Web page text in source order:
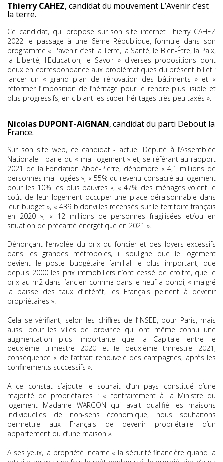
Thierry CAHEZ, candidat du mouvement L’Avenir c’est
la terre.
Ce candidat, qui propose sur son site internet Thierry CAHEZ
2022 le passage à une 6ème République, formule dans son
programme « L'avenir c’est la Terre, la Santé, le Bien-Être, la Paix,
la Liberté, l'Education, le Savoir » diverses propositions dont
deux en correspondance aux problématiques du présent billet :
lancer un « grand plan de rénovation des bâtiments » et «
réformer l’imposition de l’héritage pour le rendre plus lisible et
plus progressifs, en ciblant les super-héritages très peu taxés ».
Nicolas DUPONT-AIGNAN, candidat du parti Debout la
France.
Sur son site web, ce candidat - actuel Député à l’Assemblée
Nationale - parle du « mal-logement » et, se référant au rapport
2021 de la Fondation Abbé-Pierre, dénombre « 4,1 millions de
personnes mal-logées », « 55% du revenu consacré au logement
pour les 10% les plus pauvres », « 47% des ménages voient le
coût de leur logement occuper une place déraisonnable dans
leur budget », « 439 bidonvilles recensés sur le territoire français
en 2020 », « 12 millions de personnes fragilisées et/ou en
situation de précarité énergétique en 2021 ».
Dénonçant l’envolée du prix du foncier et des loyers excessifs
dans les grandes métropoles, il souligne que le logement
devient le poste budgétaire familial le plus important, que
depuis 2000 les prix immobiliers n’ont cessé de croitre, que le
prix au m2 dans l’ancien comme dans le neuf a bondi, « malgré
la baisse des taux d’intérêt, les Français peinent à devenir
propriétaires ».
Cela se vérifiant, selon les chiffres de l’INSEE, pour Paris, mais
aussi pour les villes de province qui ont même connu une
augmentation plus importante que la Capitale entre le
deuxième trimestre 2020 et le deuxième trimestre 2021,
conséquence « de l’attrait renouvelé des campagnes, après les
confinements successifs ».
A ce constat s’ajoute le souhait d’un pays constitué d’une
majorité de propriétaires : « contrairement à la Ministre du
logement Madame WARGON qui avait qualifié les maisons
individuelles de non-sens économique, nous souhaitons
permettre aux Français de devenir propriétaire d’un
appartement ou d’une maison ».
A ses yeux, la propriété incarne « la sécurité financière quand la